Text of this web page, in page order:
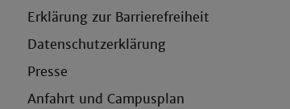
Erklärung zur Barrierefreiheit
Datenschutzerklärung
Presse
Anfahrt und Campusplan